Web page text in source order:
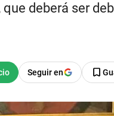
deberá ser
Seguir en